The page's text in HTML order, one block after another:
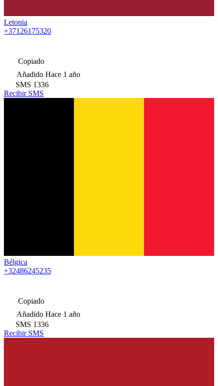
Letonia
+37126175320
Copiado
Añadido Hace 1 año
SMS 1336
Recibir SMS
Bélgica
+32486245235
Copiado
Añadido Hace 1 año
SMS 1336
Recibir SMS